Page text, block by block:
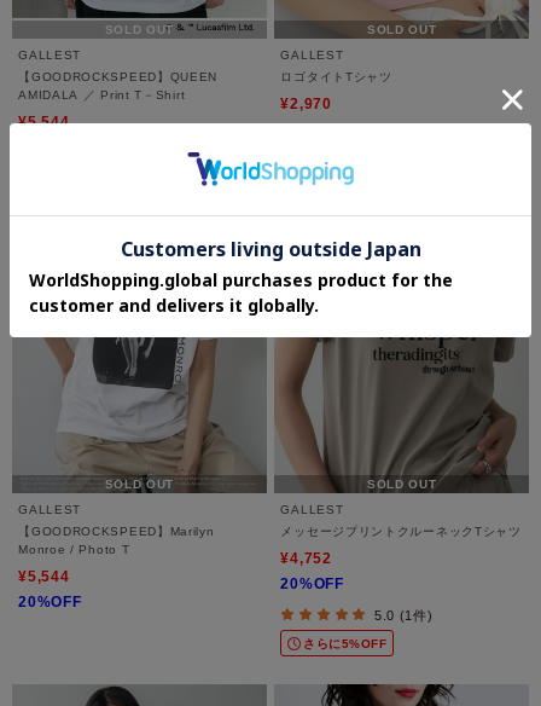
SOLD OUT
GALLEST
【GOODROCKSPEED】QUEEN
AMIDALA ／ Print T－Shirt
¥5,544
SOLD OUT
GALLEST
ロゴタイトTシャツ
¥2,970
SOLD OUT
GALLEST
【GOODROCKSPEED】Marilyn
Monroe / Photo T
¥5,544
20%OFF
SOLD OUT
GALLEST
メッセージプリントクルーネックTシャツ
¥4,752
20%OFF
5.0 (1件)
さらに5%OFF